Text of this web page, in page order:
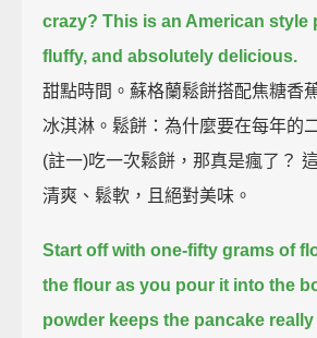
crazy? This is an American style
fluffy, and absolutely delicious.
甜點時間。蘇格蘭鬆餅搭配焦糖香
冰淇淋。鬆餅：為什麼要在每年的
(註一)吃一次鬆餅，那真是瘋了？
清爽、鬆軟，且絕對美味。
Start off with one-fifty grams of
the flour as you pour it into the
powder keeps the pancake